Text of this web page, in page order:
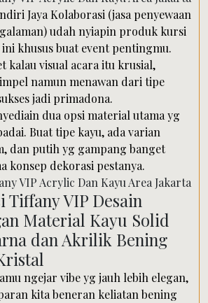
Jaya Kolaborasi (jasa penyewaan
udah nyiapin produk kursi
khusus buat event pentingmu.
kalau visual acara itu krusial,
namun menawan dari tipe
jadi primadona.
dua opsi material utama yg
Buat tipe kayu, ada varian
dan putih yg gampang banget
konsep dekorasi pestanya.
Tiffany VIP Desain
Material Kayu Solid
dan Akrilik Bening
ngejar vibe yg jauh lebih elegan,
kita beneran keliatan bening